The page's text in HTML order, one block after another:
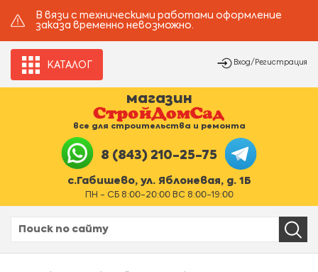
В вязи с техническими работами оформление
заказа временно невозможно.
КАТАЛОГ Вход/Регистрация
магазин
все для строительства и ремонта
8 (843) 210-25-75
с.Габишево, ул. Яблоневая, д. 1Б
ПН - СБ 8:00-20:00 ВС 8:00-19:00